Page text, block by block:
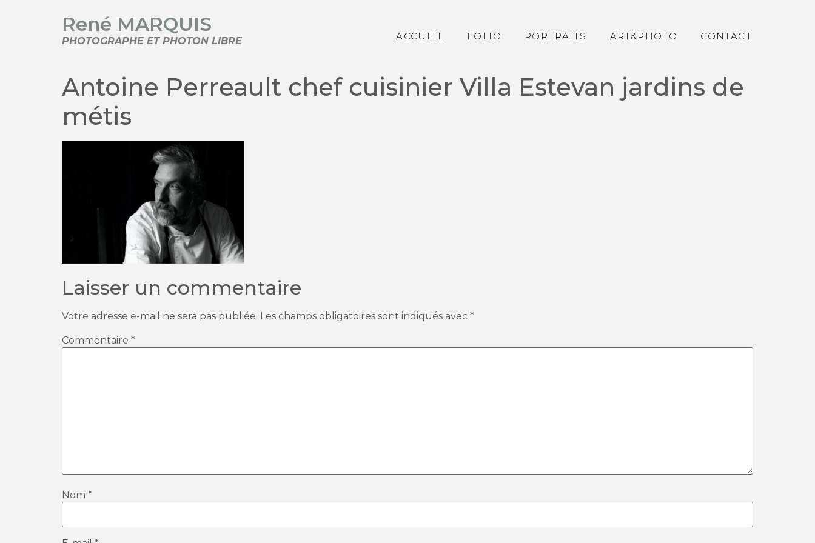
René MARQUIS
PHOTOGRAPHE ET PHOTON LIBRE ACCUEIL FOLIO PORTRAITS ART&PHOTO CONTACT
Antoine Perreault chef cuisinier Villa Estevan jardins de
métis
Laisser un commentaire
Votre adresse e-mail ne sera pas publiée. Les champs obligatoires sont indiqués avec *
Commentaire *
Nom *